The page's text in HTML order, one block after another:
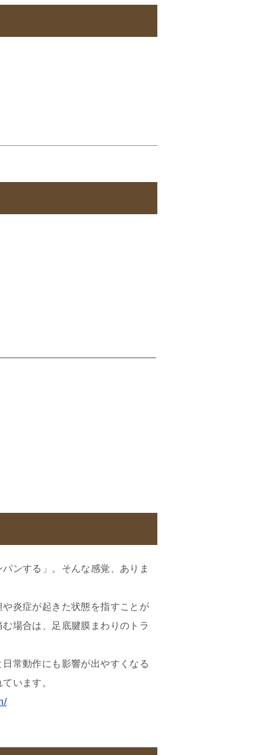
ンする」。そんな感覚、ありま
炎症が起きた状態を指すことが
場合は、足底腱膜まわりのトラ
常動作にも影響が出やすくなる
います。